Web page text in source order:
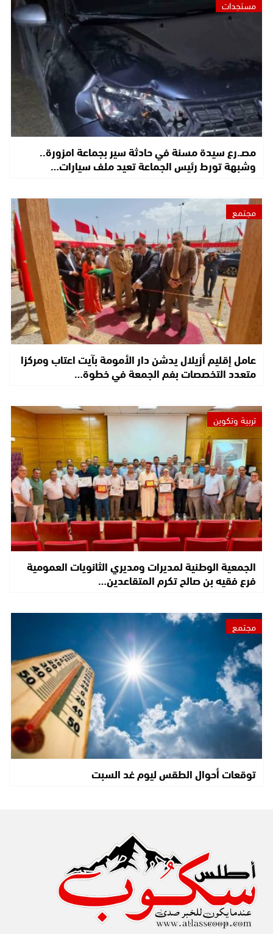
مستجدات
مصـ.رع سيدة مسنة في حادثة سير بجماعة امزورة..
وشبهة تورط رئيس الجماعة تعيد ملف سيارات…
مجتمع
عامل إقليم أزيلال يدشن دار الأمومة بآيت اعتاب ومركزا
متعدد التخصصات بفم الجمعة في خطوة…
تربية وتكوين
الجمعية الوطنية لمديرات ومديري الثانويات العمومية
فرع فقيه بن صالح تكرم المتقاعدين…
مجتمع
توقعات أحوال الطقس ليوم غد السبت